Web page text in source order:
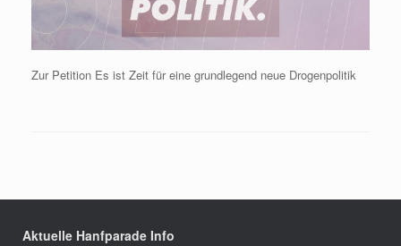
Zur Petition Es ist Zeit für eine grundlegend neue Drogenpolitik
Aktuelle Hanfparade Info